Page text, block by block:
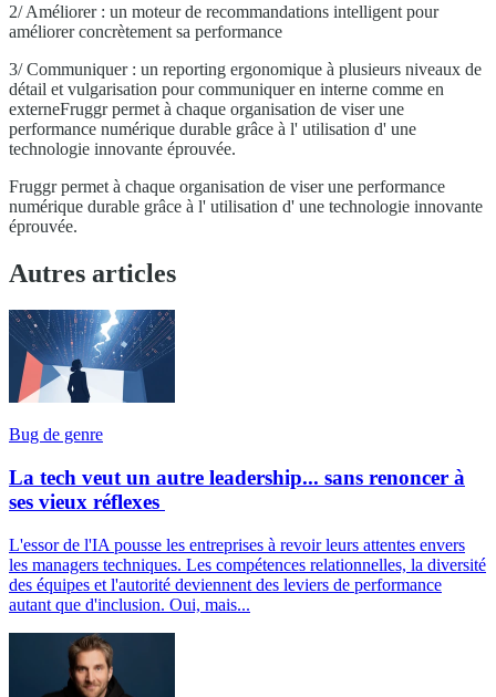
2/ Améliorer : un moteur de recommandations intelligent pour
améliorer concrètement sa performance
3/ Communiquer : un reporting ergonomique à plusieurs niveaux de
détail et vulgarisation pour communiquer en interne comme en
externeFruggr permet à chaque organisation de viser une
performance numérique durable grâce à l' utilisation d' une
technologie innovante éprouvée.
Fruggr permet à chaque organisation de viser une performance
numérique durable grâce à l' utilisation d' une technologie innovante
éprouvée.
Autres articles
Bug de genre
La tech veut un autre leadership... sans renoncer à
ses vieux réflexes
L'essor de l'IA pousse les entreprises à revoir leurs attentes envers
les managers techniques. Les compétences relationnelles, la diversité
des équipes et l'autorité deviennent des leviers de performance
autant que d'inclusion. Oui, mais...